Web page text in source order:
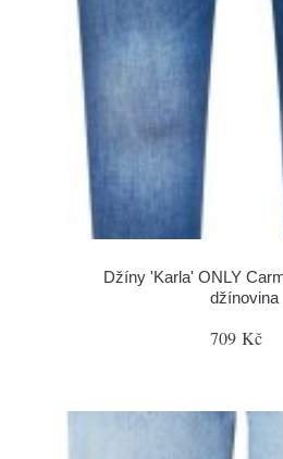
Džíny 'Karla' ONLY
džínovina
709 Kč